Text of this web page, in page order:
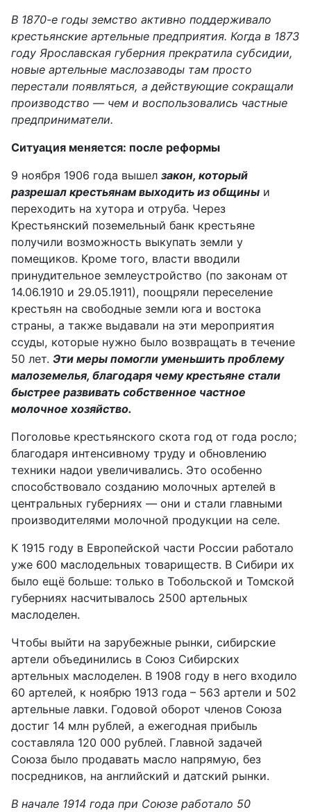
В 1870-е годы земство активно поддерживало
крестьянские артельные предприятия. Когда в 1873
году Ярославская губерния прекратила субсидии,
новые артельные маслозаводы там просто
перестали появляться, а действующие сокращали
производство — чем и воспользовались частные
предприниматели.
Ситуация меняется: после реформы
9 ноября 1906 года вышел закон, который
разрешал крестьянам выходить из общины и
переходить на хутора и отруба. Через
Крестьянский поземельный банк крестьяне
получили возможность выкупать земли у
помещиков. Кроме того, власти вводили
принудительное землеустройство (по законам от
14.06.1910 и 29.05.1911), поощряли переселение
крестьян на свободные земли юга и востока
страны, а также выдавали на эти мероприятия
ссуды, которые нужно было возвращать в течение
50 лет. Эти меры помогли уменьшить проблему
малоземелья, благодаря чему крестьяне стали
быстрее развивать собственное частное
молочное хозяйство.
Поголовье крестьянского скота год от года росло;
благодаря интенсивному труду и обновлению
техники надои увеличивались. Это особенно
способствовало созданию молочных артелей в
центральных губерниях — они и стали главными
производителями молочной продукции на селе.
К 1915 году в Европейской части России работало
уже 600 маслодельных товариществ. В Сибири их
было ещё больше: только в Тобольской и Томской
губерниях насчитывалось 2500 артельных
маслоделен.
Чтобы выйти на зарубежные рынки, сибирские
артели объединились в Союз Сибирских
артельных маслоделен. В 1908 году в него входило
60 артелей, к ноябрю 1913 года – 563 артели и 502
артельные лавки. Годовой оборот членов Союза
достиг 14 млн рублей, а ежегодная прибыль
составляла 120 000 рублей. Главной задачей
Союза было продавать масло напрямую, без
посредников, на английский и датский рынки.
В начале 1914 года при Союзе работало 50